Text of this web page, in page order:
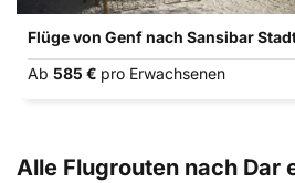
Flüge von Genf nach Sansibar
Ab 585 € pro Erwachsenen
Alle Flugrouten nach Dar